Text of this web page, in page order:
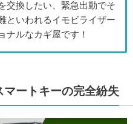
交換したい、緊急出動でそ
といわれるイモビライザー
ナルなカギ屋です！
ートキーの完全紛失